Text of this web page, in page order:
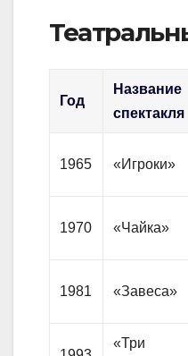
Год
Название
спектакля
1965 «Игроки»
1970 «Чайка»
1981 «Завеса»
«Три